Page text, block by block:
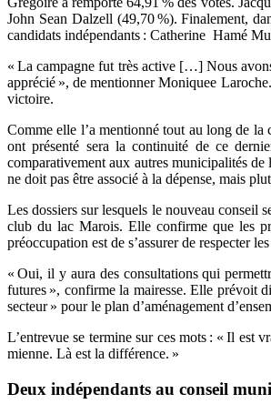
John Sean Dalzell (49,70 %). Finalement,
candidats indépendants : Catherine Hamé
« La campagne fut très active […] Nous
apprécié », de mentionner Moniquee
victoire.
Comme elle l’a mentionné tout au long de la
ont présenté sera la continuité de ce
comparativement aux autres municipalités
ne doit pas être associé à la dépense, mais
Les dossiers sur lesquels le nouveau conseil
club du lac Marois. Elle confirme que les
préoccupation est de s’assurer de respecter
« Oui, il y aura des consultations qui
futures », confirme la mairesse. Elle prévoit
secteur » pour le plan d’aménagement
L’entrevue se termine sur ces mots : « Il est
mienne. Là est la différence. »
Deux indépendants au conseil